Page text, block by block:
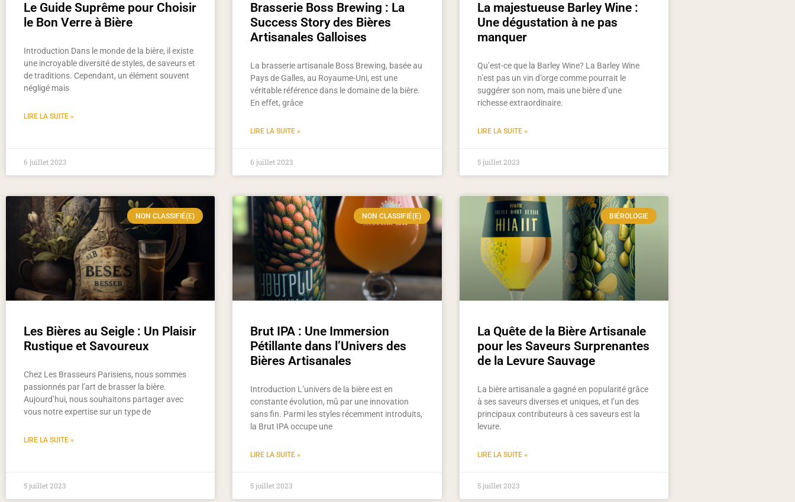
Le Guide Suprême pour Choisir
le Bon Verre à Bière
Introduction Dans le monde de la bière, il existe
une incroyable diversité de styles, de saveurs et
de traditions. Cependant, un élément souvent
négligé mais
LIRE LA SUITE »
6 juillet 2023
Brasserie Boss Brewing : La
Success Story des Bières
Artisanales Galloises
La brasserie artisanale Boss Brewing, basée au
Pays de Galles, au Royaume-Uni, est une
véritable référence dans le domaine de la bière.
En effet, grâce
LIRE LA SUITE »
6 juillet 2023
La majestueuse Barley Wine :
Une dégustation à ne pas
manquer
Qu’est-ce que la Barley Wine? La Barley Wine
n’est pas un vin d’orge comme pourrait le
suggérer son nom, mais une bière d’une
richesse extraordinaire.
LIRE LA SUITE »
5 juillet 2023
NON CLASSIFIÉ(E)
Les Bières au Seigle : Un Plaisir
Rustique et Savoureux
Chez Les Brasseurs Parisiens, nous sommes
passionnés par l’art de brasser la bière.
Aujourd’hui, nous souhaitons partager avec
vous notre expertise sur un type de
LIRE LA SUITE »
5 juillet 2023
NON CLASSIFIÉ(E)
Brut IPA : Une Immersion
Pétillante dans l’Univers des
Bières Artisanales
Introduction L’univers de la bière est en
constante évolution, mû par une innovation
sans fin. Parmi les styles récemment introduits,
la Brut IPA occupe une
LIRE LA SUITE »
5 juillet 2023
BIÉROLOGIE
La Quête de la Bière Artisanale
pour les Saveurs Surprenantes
de la Levure Sauvage
La bière artisanale a gagné en popularité grâce
à ses saveurs diverses et uniques, et l’un des
principaux contributeurs à ces saveurs est la
levure.
LIRE LA SUITE »
5 juillet 2023